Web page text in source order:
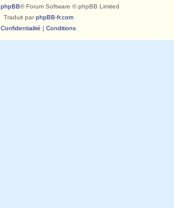
phpBB® Forum Software © phpBB Limited
Traduit parphpBB-fr.com
Confidentialité | Conditions